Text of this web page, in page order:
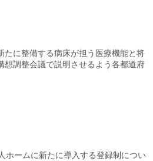
に整備する病床が担う医療機能と将
調整会議で説明させるよう各都道府
ームに新たに導入する登録制につい